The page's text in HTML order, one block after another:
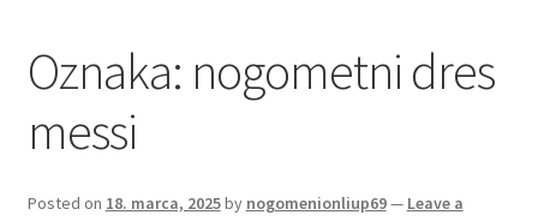
FAQs
Kontaktiraj nas
Košarica
Oznaka: nogometni dres
messi
Posted on 18. marca, 2025by nogomenionliup69— Leave a